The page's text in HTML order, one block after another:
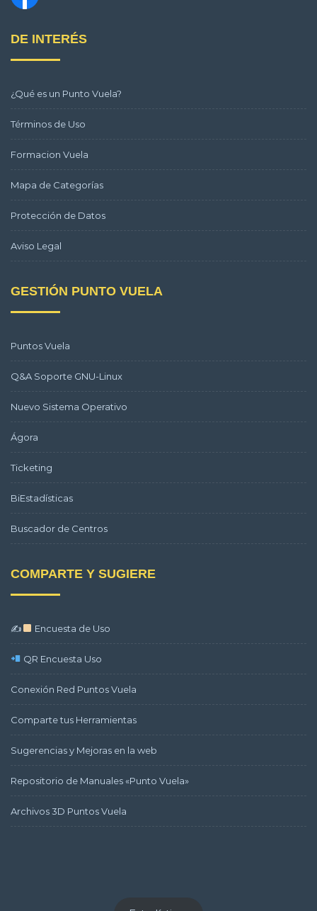
DE INTERÉS
¿Qué es un Punto Vuela?
Términos de Uso
Formacion Vuela
Mapa de Categorías
Protección de Datos
Aviso Legal
GESTIÓN PUNTO VUELA
Puntos Vuela
Q&A Soporte GNU-Linux
Nuevo Sistema Operativo
Ágora
Ticketing
BiEstadísticas
Buscador de Centros
COMPARTE Y SUGIERE
✍ Encuesta de Uso
QR Encuesta Uso
Conexión Red Puntos Vuela
Comparte tus Herramientas
Sugerencias y Mejoras en la web
Repositorio de Manuales «Punto Vuela»
Archivos 3D Puntos Vuela